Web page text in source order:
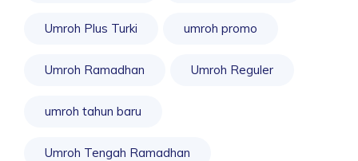
Umroh Plus Turki umroh promo
Umroh Ramadhan Umroh Reguler
umroh tahun baru
Umroh Tengah Ramadhan